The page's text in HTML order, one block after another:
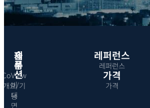
제
품
CoView
개요/기
능
솔
루
션
비
대
면
레퍼런스
레퍼런스
가격
가격